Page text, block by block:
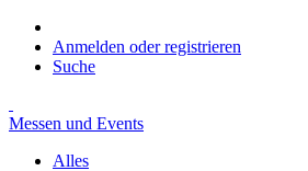
Anmelden oder registrieren
Suche
Messen und Events
Alles